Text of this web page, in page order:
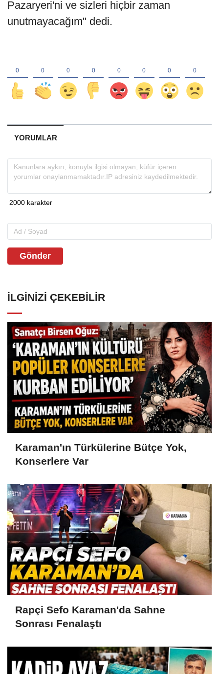
Pazaryeri'ni ve sizleri hiçbir zaman
unutmayacağım" dedi.
YORUMLAR
Gönder
İLGINIZI ÇEKEBILIR
Karaman'ın Türkülerine Bütçe Yok,
Konserlere Var
Rapçi Sefo Karaman'da Sahne
Sonrası Fenalaştı